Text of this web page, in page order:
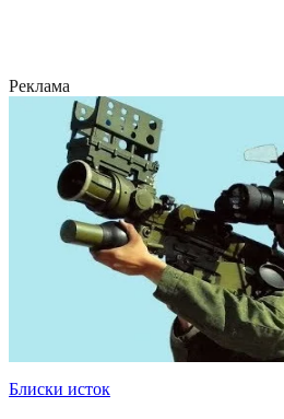
Реклама
Блиски исток